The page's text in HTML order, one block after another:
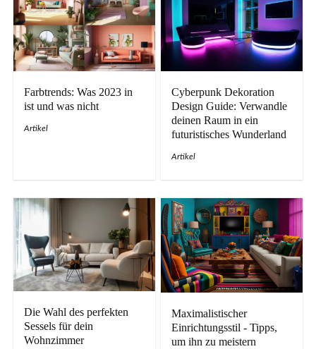
Farbtrends: Was 2023 in
ist und was nicht
Artikel
Cyberpunk Dekoration
Design Guide: Verwandle
deinen Raum in ein
futuristisches Wunderland
Artikel
Die Wahl des perfekten
Sessels für dein
Wohnzimmer
Maximalistischer
Einrichtungsstil - Tipps,
um ihn zu meistern